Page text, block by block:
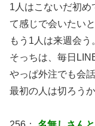
1人はこないだ初め
て感じで会いたい
もう1人は来週会う
そっちは、毎日
やっぱ外注でも会
最初の人は切ろう